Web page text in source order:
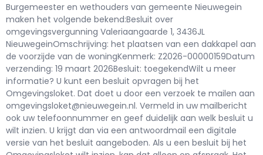
Burgemeester en wethouders van gemeente Nieuwegein
maken het volgende bekend:Besluit over
omgevingsvergunning Valeriaangaarde 1, 3436JL
NieuwegeinOmschrijving: het plaatsen van een dakkapel aan
de voorzijde van de woningKenmerk: Z2026-00000159Datum
verzending: 19 maart 2026Besluit: toegekendWilt u meer
informatie? U kunt een besluit opvragen bij het
Omgevingsloket. Dat doet u door een verzoek te mailen aan
omgevingsloket@nieuwegein.nl. Vermeld in uw mailbericht
ook uw telefoonnummer en geef duidelijk aan welk besluit u
wilt inzien. U krijgt dan via een antwoordmail een digitale
versie van het besluit aangeboden. Als u een besluit bij het